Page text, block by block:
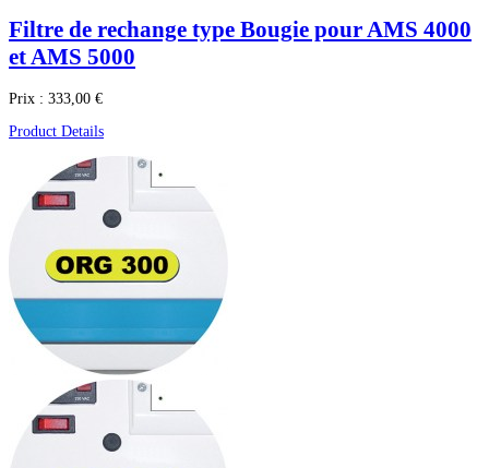
Filtre de rechange type Bougie pour AMS 4000
et AMS 5000
Prix : 333,00 €
Product Details